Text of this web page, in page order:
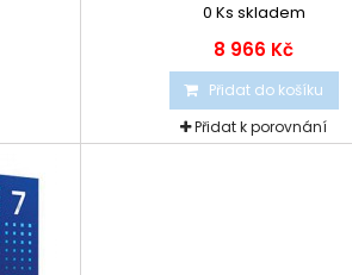
0 Ks skladem
8 966 Kč
Přidat do košíku
Přidat k porovnání